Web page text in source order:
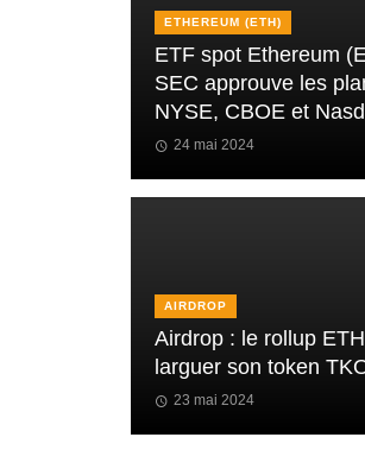
ETHEREUM (ETH)
ETF spot Ethereum
SEC approuve les
NYSE, CBOE et
24 mai 2024
AIRDROP
Airdrop : le rollup
larguer son token
23 mai 2024